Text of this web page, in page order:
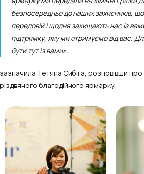
безпосередньо до наших захисників,
передовій і щодня захищають нас із
підтримку, яку ми отримуємо від вас.
бути тут із вами»,—
зазначила Тетяна Сибіга, розповівши про
різдвяного благодійного ярмарку.